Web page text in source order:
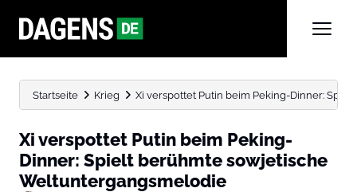
Startseite Krieg Xi verspottet Putin beim Peking-Dinner:
Xi verspottet Putin beim Peking-
Dinner: Spielt berühmte sowjetische
Weltuntergangsmelodie